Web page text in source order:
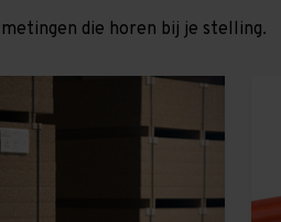
die horen bij je stelling.